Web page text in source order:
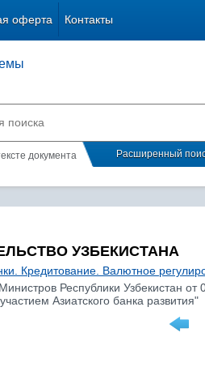
оферта Контакты
документа Расширенный
УЗБЕКИСТАНА
Кредитование. Валютное
Республики Узбекистан
Азиатского банка развития"